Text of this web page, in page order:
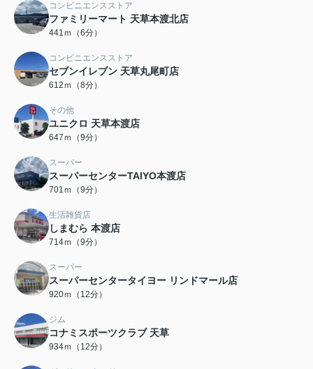
コンビニエンスストア
ファミリーマート 天草本渡北店
441ｍ（6分）
コンビニエンスストア
セブンイレブン 天草丸尾町店
612ｍ（8分）
その他
ユニクロ 天草本渡店
647ｍ（9分）
スーパー
スーパーセンターTAIYO本渡店
701ｍ（9分）
生活雑貨店
しまむら 本渡店
714ｍ（9分）
スーパー
スーパーセンタータイヨー リンドマール店
920ｍ（12分）
ジム
コナミスポーツクラブ 天草
934ｍ（12分）